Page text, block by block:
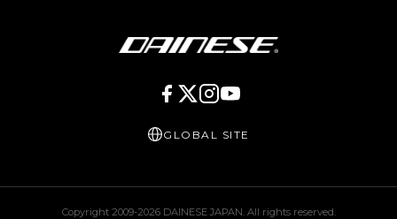
GLOBAL SITE
Copyright 2009-2026DAINESE JAPAN. All rights reserved.